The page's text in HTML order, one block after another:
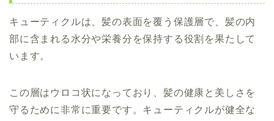
キューティクルは、髪の表面を覆う保護層で、髪の内
部に含まれる水分や栄養分を保持する役割を果たして
います。
この層はウロコ状になっており、髪の健康と美しさを
守るために非常に重要です。キューティクルが健全な